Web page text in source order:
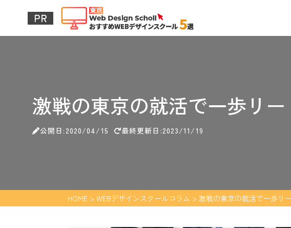
激戦の東京の就活で一歩リ
公開日:2020/04/15 最終更新日:2023/11/19
HOME > WEBデザインスクールコラム > 激戦の東京の就活で一歩リ